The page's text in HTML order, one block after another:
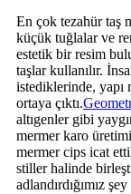
En çok tezahür taş
küçük tuğlalar ve
estetik bir resim
taşlar kullanılır.
istediklerinde, yapı
ortaya çıktı.
altıgenler gibi
mermer karo
mermer cips icat
stiller halinde
adlandırdığımız